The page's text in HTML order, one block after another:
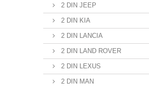
2 DIN JEEP
2 DIN KIA
2 DIN LANCIA
2 DIN LAND ROVER
2 DIN LEXUS
2 DIN MAN